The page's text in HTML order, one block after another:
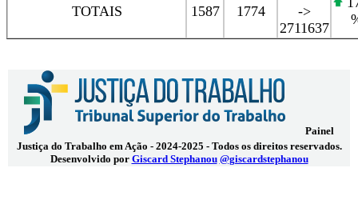
TOTAIS 1587 1774
->
2711637
Painel
Justiça do Trabalho em Ação - 2024-2025 - Todos os direitos reservados.
Desenvolvido por Giscard Stephanou @giscardstephanou